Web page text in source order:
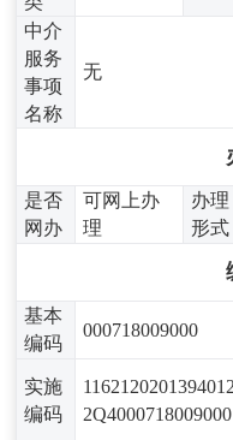
中介
服务
事项
名称
无
是否
网办
可网上办
理
办理
形式
基本
编码
000718009000
实施
编码
1162120201394012
2Q4000718009000